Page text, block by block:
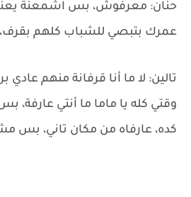
حنان: معرفوش، بس اشمعنة
عمرك بتبصي للشباب كلهم
تالين: لا ما أنا قرفانة منهم عادي
وقتي كله يا ماما ما أنتي
كده، عارفاه من مكان تاني، بس